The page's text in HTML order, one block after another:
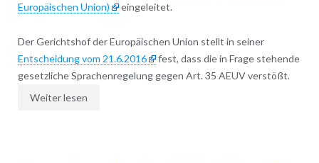
Europäischen Union)
eingeleitet.
Der Gerichtshof der Europäischen Union stellt in seiner
Entscheidung vom 21.6.2016
fest, dass die in Frage stehende
gesetzliche Sprachenregelung gegen Art. 35 AEUV verstößt.
Weiter lesen